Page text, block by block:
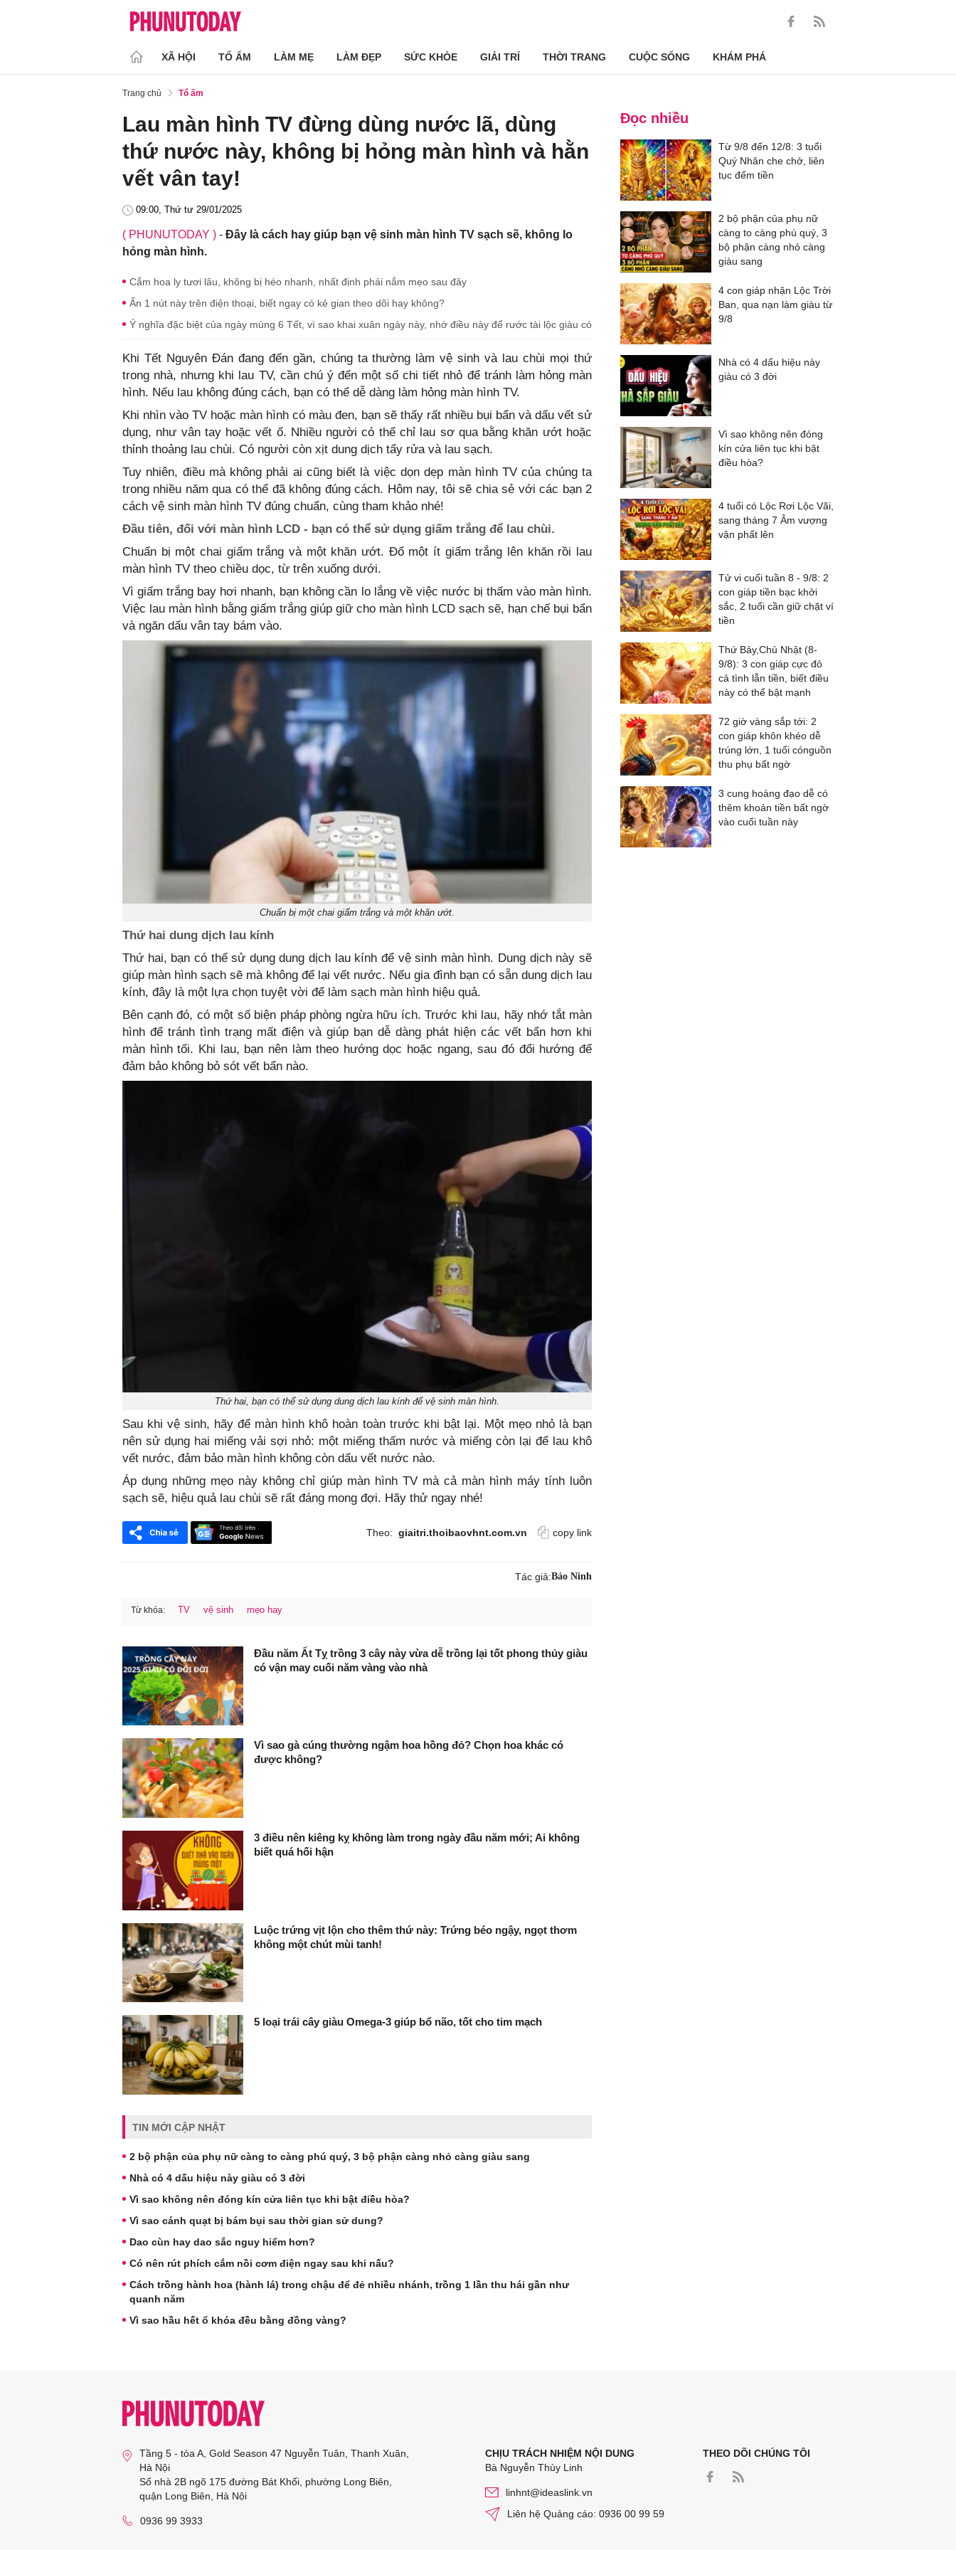
XÃ HỘI TỔ ẤM LÀM MẸ LÀM ĐẸP SỨC KHỎE GIẢI TRÍ THỜI TRANG CUỘC SỐNG KHÁM PHÁ
Trang chủ Tổ ấm
Lau màn hình TV đừng dùng nước lã, dùng
thứ nước này, không bị hỏng màn hình và hằn
vết vân tay!
09:00, Thứ tư 29/01/2025
( PHUNUTODAY ) - Đây là cách hay giúp bạn vệ sinh màn hình TV sạch sẽ, không lo
hỏng màn hình.
Cắm hoa ly tươi lâu, không bị héo nhanh, nhất định phải nắm mẹo sau đây
Ấn 1 nút này trên điện thoại, biết ngay có kẻ gian theo dõi hay không?
Ý nghĩa đặc biệt của ngày mùng 6 Tết, vì sao khai xuân ngày này, nhớ điều này để rước tài lộc giàu có
Khi Tết Nguyên Đán đang đến gần, chúng ta thường làm vệ sinh và lau chùi mọi thứ
trong nhà, nhưng khi lau TV, cần chú ý đến một số chi tiết nhỏ để tránh làm hỏng màn
hình. Nếu lau không đúng cách, bạn có thể dễ dàng làm hỏng màn hình TV.
Khi nhìn vào TV hoặc màn hình có màu đen, bạn sẽ thấy rất nhiều bụi bẩn và dấu vết sử
dụng, như vân tay hoặc vết ố. Nhiều người có thể chỉ lau sơ qua bằng khăn ướt hoặc
thỉnh thoảng lau chùi. Có người còn xịt dung dịch tẩy rửa và lau sạch.
Tuy nhiên, điều mà không phải ai cũng biết là việc dọn dẹp màn hình TV của chúng ta
trong nhiều năm qua có thể đã không đúng cách. Hôm nay, tôi sẽ chia sẻ với các bạn 2
cách vệ sinh màn hình TV đúng chuẩn, cùng tham khảo nhé!
Đầu tiên, đối với màn hình LCD - bạn có thể sử dụng giấm trắng để lau chùi.
Chuẩn bị một chai giấm trắng và một khăn ướt. Đổ một ít giấm trắng lên khăn rồi lau
màn hình TV theo chiều dọc, từ trên xuống dưới.
Vì giấm trắng bay hơi nhanh, bạn không cần lo lắng về việc nước bị thấm vào màn hình.
Việc lau màn hình bằng giấm trắng giúp giữ cho màn hình LCD sạch sẽ, hạn chế bụi bẩn
và ngăn dấu vân tay bám vào.
Chuẩn bị một chai giấm trắng và một khăn ướt.
Thứ hai dung dịch lau kính
Thứ hai, bạn có thể sử dụng dung dịch lau kính để vệ sinh màn hình. Dung dịch này sẽ
giúp màn hình sạch sẽ mà không để lại vết nước. Nếu gia đình bạn có sẵn dung dịch lau
kính, đây là một lựa chọn tuyệt vời để làm sạch màn hình hiệu quả.
Bên cạnh đó, có một số biện pháp phòng ngừa hữu ích. Trước khi lau, hãy nhớ tắt màn
hình để tránh tình trạng mất điện và giúp bạn dễ dàng phát hiện các vết bẩn hơn khi
màn hình tối. Khi lau, bạn nên làm theo hướng dọc hoặc ngang, sau đó đổi hướng để
đảm bảo không bỏ sót vết bẩn nào.
Thứ hai, bạn có thể sử dụng dung dịch lau kính để vệ sinh màn hình.
Sau khi vệ sinh, hãy để màn hình khô hoàn toàn trước khi bật lại. Một mẹo nhỏ là bạn
nên sử dụng hai miếng vải sợi nhỏ: một miếng thấm nước và miếng còn lại để lau khô
vết nước, đảm bảo màn hình không còn dấu vết nước nào.
Áp dụng những mẹo này không chỉ giúp màn hình TV mà cả màn hình máy tính luôn
sạch sẽ, hiệu quả lau chùi sẽ rất đáng mong đợi. Hãy thử ngay nhé!
Theo: giaitri.thoibaovhnt.com.vn copy link
Tác giả:Bảo Ninh
Từ khóa: TV vệ sinh mẹo hay
Đầu năm Ất Tỵ trồng 3 cây này vừa dễ trồng lại tốt phong thủy giàu
có vận may cuối năm vàng vào nhà
Vì sao gà cúng thường ngậm hoa hồng đỏ? Chọn hoa khác có
được không?
3 điều nên kiêng kỵ không làm trong ngày đầu năm mới; Ai không
biết quá hối hận
Luộc trứng vịt lộn cho thêm thứ này: Trứng béo ngậy, ngọt thơm
không một chút mùi tanh!
5 loại trái cây giàu Omega-3 giúp bổ não, tốt cho tim mạch
TIN MỚI CẬP NHẬT
2 bộ phận của phụ nữ càng to càng phú quý, 3 bộ phận càng nhỏ càng giàu sang
Nhà có 4 dấu hiệu này giàu có 3 đời
Vì sao không nên đóng kín cửa liên tục khi bật điều hòa?
Vì sao cánh quạt bị bám bụi sau thời gian sử dung?
Dao cùn hay dao sắc nguy hiểm hơn?
Có nên rút phích cắm nồi cơm điện ngay sau khi nấu?
Cách trồng hành hoa (hành lá) trong chậu để đẻ nhiều nhánh, trồng 1 lần thu hái gần như
quanh năm
Vì sao hầu hết ổ khóa đều bằng đồng vàng?
Đọc nhiều
Từ 9/8 đến 12/8: 3 tuổi
Quý Nhân che chở, liên
tục đếm tiền
2 bộ phận của phụ nữ
càng to càng phú quý, 3
bộ phận càng nhỏ càng
giàu sang
4 con giáp nhận Lộc Trời
Ban, qua nạn làm giàu từ
9/8
Nhà có 4 dấu hiệu này
giàu có 3 đời
Vì sao không nên đóng
kín cửa liên tục khi bật
điều hòa?
4 tuổi có Lộc Rơi Lộc Vãi,
sang tháng 7 Âm vượng
vận phất lên
Tử vi cuối tuần 8 - 9/8: 2
con giáp tiền bạc khởi
sắc, 2 tuổi cần giữ chặt ví
tiền
Thứ Bảy,Chủ Nhật (8-
9/8): 3 con giáp cực đỏ
cả tình lẫn tiền, biết điều
này có thể bật mạnh
72 giờ vàng sắp tới: 2
con giáp khôn khéo dễ
trúng lớn, 1 tuổi cónguồn
thu phụ bất ngờ
3 cung hoàng đạo dễ có
thêm khoản tiền bất ngờ
vào cuối tuần này
Tầng 5 - tòa A, Gold Season 47 Nguyễn Tuân, Thanh Xuân,
Hà Nội
Số nhà 2B ngõ 175 đường Bát Khối, phường Long Biên,
quận Long Biên, Hà Nội
0936 99 3933
CHỊU TRÁCH NHIỆM NỘI DUNG
Bà Nguyễn Thùy Linh
linhnt@ideaslink.vn
Liên hệ Quảng cáo: 0936 00 99 59
THEO DÕI CHÚNG TÔI